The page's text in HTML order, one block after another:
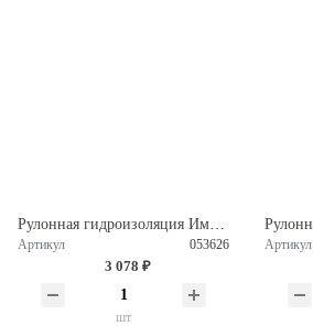
Артикул 053626
3 078 ₽
шт
Артикул